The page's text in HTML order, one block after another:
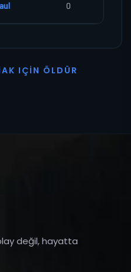
0
AK I ÇI N Ö L D Ü R
değil, hayatta